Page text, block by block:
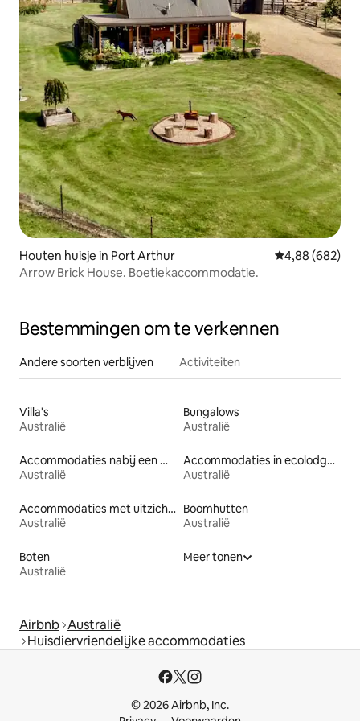
Houten huisje in Port Arthur Gemiddelde
4,88 (682)
Arrow Brick House. Boetiekaccommodatie.
Bestemmingen om te verkennen
Andere soorten verblijven Activiteiten
Villa's
Australië
Bungalows
Australië
Accommodaties nabij een meer
Australië
Accommodaties in ecolodges
Australië
Accommodaties met uitzicht op het strand
Australië
Boomhutten
Australië
Boten
Australië
Meer tonen
Airbnb Australië
Huisdiervriendelijke accommodaties
© 2026 Airbnb, Inc.